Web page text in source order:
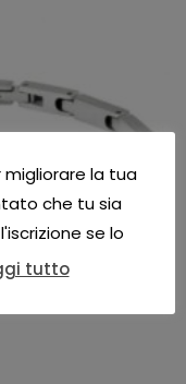
la tua
che tu sia
se lo
tutto